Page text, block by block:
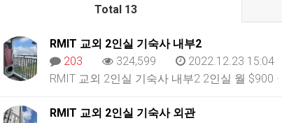
Total 13
RMIT 교외 2인실 기숙사 내부2
203
324,599
2022.12.23 15:04
RMIT 교외 2인실 기숙사 내부2 2인실 월 $900
RMIT 교외 2인실 기숙사 외관